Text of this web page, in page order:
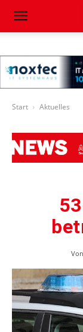
Start Aktuelles
Von